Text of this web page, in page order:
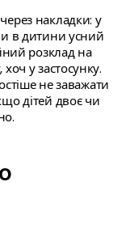
накладки: у
в дитини усний
розклад на
у застосунку.
не заважати
дітей двоє чи